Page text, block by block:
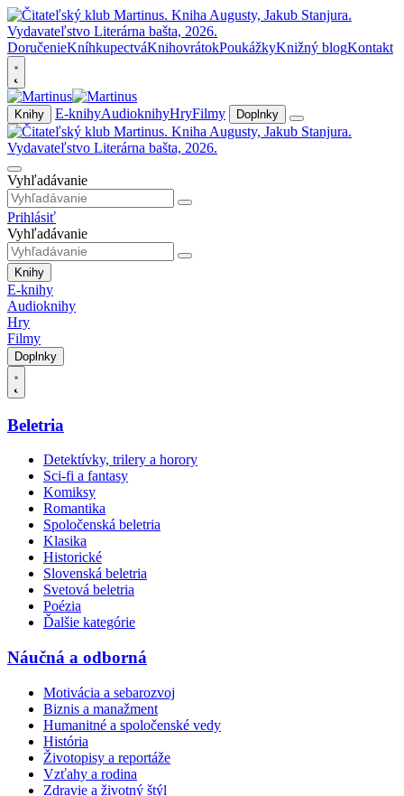
DoručenieKníhkupectváKnihovrátokPoukážkyKnižný blogKontakt
Knihy E-knihyAudioknihyHryFilmy Doplnky
Vyhľadávanie
Prihlásiť
Vyhľadávanie
Knihy
E-knihy
Audioknihy
Hry
Filmy
Doplnky
Beletria
Detektívky, trilery a horory
Sci-fi a fantasy
Komiksy
Romantika
Spoločenská beletria
Klasika
Historické
Slovenská beletria
Svetová beletria
Poézia
Ďalšie kategórie
Náučná a odborná
Motivácia a sebarozvoj
Biznis a manažment
Humanitné a spoločenské vedy
História
Životopisy a reportáže
Vzťahy a rodina
Zdravie a životný štýl